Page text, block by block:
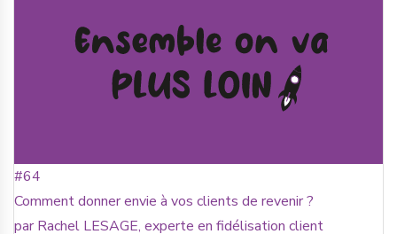
#64
Comment donner envie à vos clients de revenir ?
par Rachel LESAGE, experte en fidélisation client